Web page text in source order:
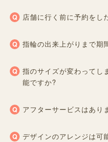
店舗に行く前に予約をし
指輪の出来上がりまで期
指のサイズが変わってし
能ですか?
アフターサービスはあり
デザインのアレンジは可